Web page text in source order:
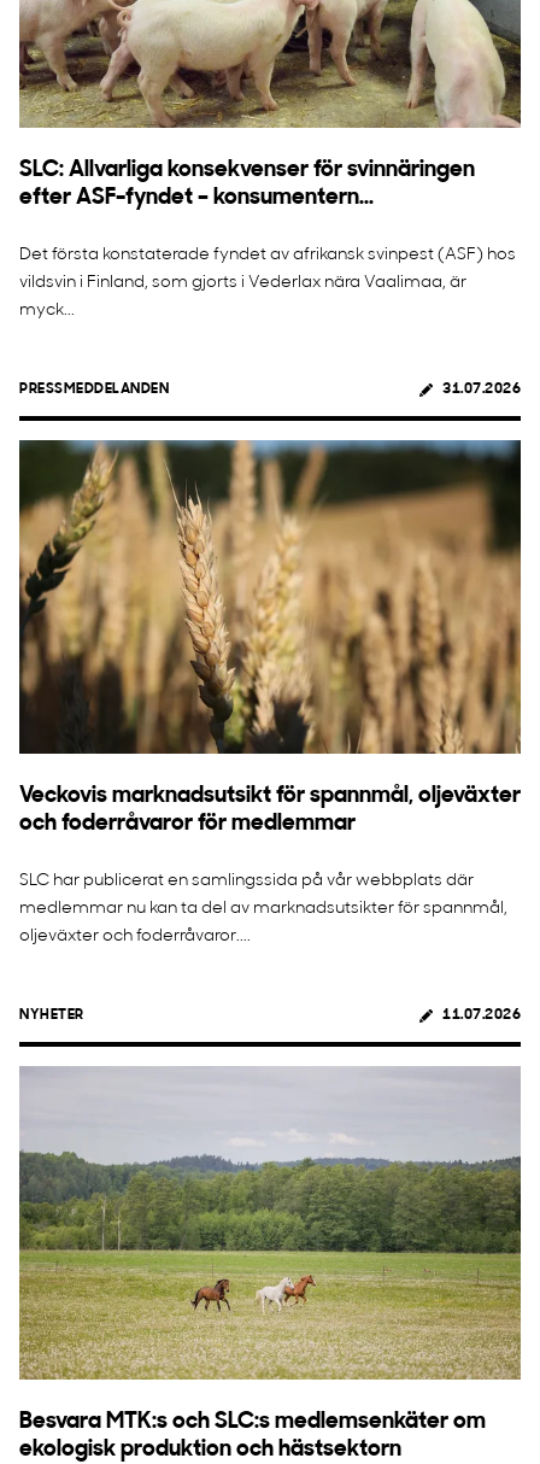
SLC: Allvarliga konsekvenser för svinnäringen
efter ASF-fyndet – konsumentern...
Det första konstaterade fyndet av afrikansk svinpest (ASF) hos
vildsvin i Finland, som gjorts i Vederlax nära Vaalimaa, är
myck...
PRESSMEDDELANDEN 31.07.2026
Veckovis marknadsutsikt för spannmål, oljeväxter
och foderråvaror för medlemmar
SLC har publicerat en samlingssida på vår webbplats där
medlemmar nu kan ta del av marknadsutsikter för spannmål,
oljeväxter och foderråvaror....
NYHETER 11.07.2026
Besvara MTK:s och SLC:s medlemsenkäter om
ekologisk produktion och hästsektorn